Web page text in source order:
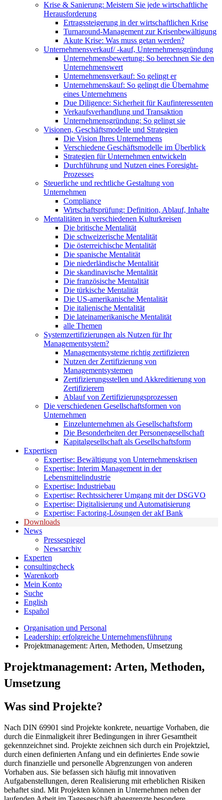
Krise & Sanierung: Meistern Sie jede wirtschaftliche
Herausforderung
Ertragssteigerung in der wirtschaftlichen Krise
Turnaround-Management zur Krisenbewältigung
Akute Krise: Was muss getan werden?
Unternehmensverkauf/ -kauf, Unternehmensgründung
Unternehmensbewertung: So berechnen Sie den
Unternehmenswert
Unternehmensverkauf: So gelingt er
Unternehmenskauf: So gelingt die Übernahme
eines Unternehmens
Due Diligence: Sicherheit für Kaufinteressenten
Verkaufsverhandlung und Transaktion
Unternehmensgründung: So gelingt sie
Visionen, Geschäftsmodelle und Strategien
Die Vision Ihres Unternehmens
Verschiedene Geschäftsmodelle im Überblick
Strategien für Unternehmen entwickeln
Durchführung und Nutzen eines Foresight-
Prozesses
Steuerliche und rechtliche Gestaltung von
Unternehmen
Compliance
Wirtschaftsprüfung: Definition, Ablauf, Inhalte
Mentalitäten in verschiedenen Kulturkreisen
Die britische Mentalität
Die schweizerische Mentalität
Die österreichische Mentalität
Die spanische Mentalität
Die niederländische Mentalität
Die skandinavische Mentalität
Die französische Mentalität
Die türkische Mentalität
Die US-amerikanische Mentalität
Die italienische Mentalität
Die lateinamerikanische Mentalität
alle Themen
Systemzertifizierungen als Nutzen für Ihr
Managementsystem?
Managementsysteme richtig zertifizieren
Nutzen der Zertifizierung von
Managementsystemen
Zertifizierungsstellen und Akkreditierung von
Zertifizierern
Ablauf von Zertifizierungsprozessen
Die verschiedenen Gesellschaftsformen von
Unternehmen
Einzelunternehmen als Gesellschaftsform
Die Besonderheiten der Personengesellschaft
Kapitalgesellschaft als Gesellschaftsform
Expertisen
Expertise: Bewältigung von Unternehmenskrisen
Expertise: Interim Management in der
Lebensmittelindustrie
Expertise: Industriebau
Expertise: Rechtssicherer Umgang mit der DSGVO
Expertise: Digitalisierung und Automatisierung
Expertise: Factoring-Lösungen der akf Bank
Downloads
News
Pressespiegel
Newsarchiv
Experten
consultingcheck
Warenkorb
Mein Konto
Suche
English
Español
Organisation und Personal
Leadership: erfolgreiche Unternehmensführung
Projektmanagement: Arten, Methoden, Umsetzung
Projektmanagement: Arten, Methoden,
Umsetzung
Was sind Projekte?
Nach DIN 69901 sind Projekte konkrete, neuartige Vorhaben, die
durch die Einmaligkeit ihrer Bedingungen in ihrer Gesamtheit
gekennzeichnet sind. Projekte zeichnen sich durch ein Projektziel,
durch einen definierten Anfang und ein definiertes Ende sowie
durch finanzielle und personelle Abgrenzungen von anderen
Vorhaben aus. Sie befassen sich häufig mit innovativen
Aufgabenstellungen, deren Realisierung mit erheblichen Risiken
behaftet sind. Mit Projekten können in Unternehmen neben der